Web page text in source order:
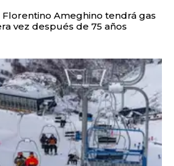
Ameghino tendrá gas
vez después de 75 años